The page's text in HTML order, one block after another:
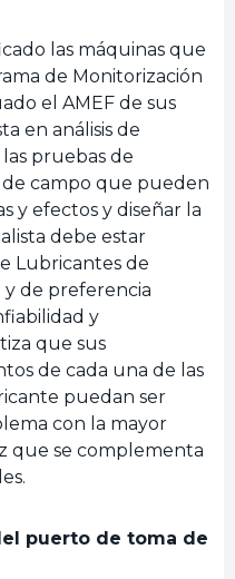
las máquinas que
de Monitorización
el AMEF de sus
en análisis de
pruebas de
campo que pueden
y efectos y diseñar la
debe estar
Lubricantes de
y de preferencia
y
que sus
de cada una de las
puedan ser
con la mayor
que se complementa
puerto de toma de